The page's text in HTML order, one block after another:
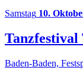
Samstag 10.
Baden-Baden,